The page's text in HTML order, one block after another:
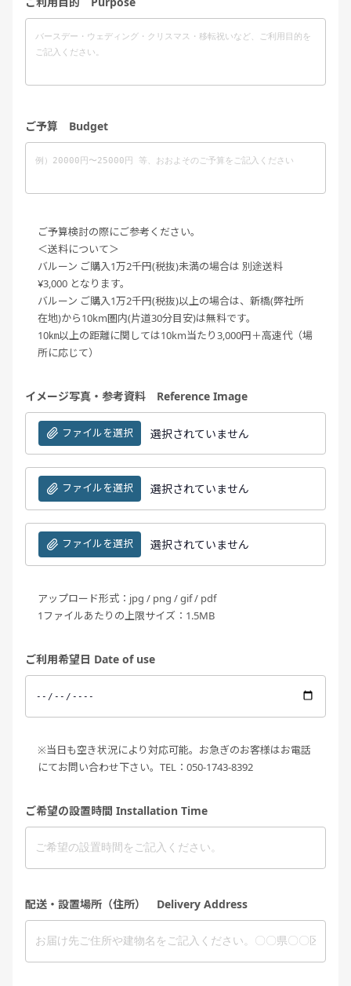
ご予算 Budget
ご予算検討の際にご参考ください。
＜送料について＞
バルーン ご購入1万2千円(税抜)未満の場合は 別途送料
¥3,000 となります。
バルーン ご購入1万2千円(税抜)以上の場合は、新橋(弊社所
在地)から10km圏内(片道30分目安)は無料です。
10㎞以上の距離に関しては10km当たり3,000円＋高速代（場
所に応じて）
イメージ写真・参考資料 Reference Image
ファイルを選択 選択されていません
ファイルを選択 選択されていません
ファイルを選択 選択されていません
アップロード形式：jpg / png / gif / pdf
1ファイルあたりの上限サイズ：1.5MB
ご利用希望日 Date of use
※当日も空き状況により対応可能。お急ぎのお客様はお電話
にてお問い合わせ下さい。TEL：050-1743-8392
ご希望の設置時間 Installation Time
配送・設置場所（住所） Delivery Address